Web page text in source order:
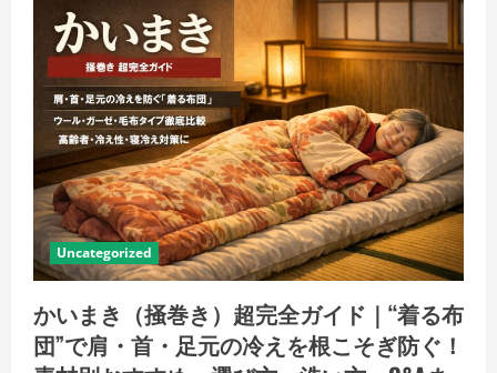
Uncategorized
かいまき（掻巻き）超完全ガイド｜“着る布
団”で肩・首・足元の冷えを根こそぎ防ぐ！